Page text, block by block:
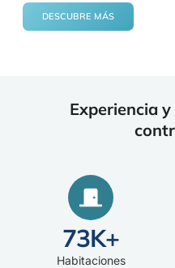
DESCUBRE MÁS
Experiencia
Habitaciones
73K+